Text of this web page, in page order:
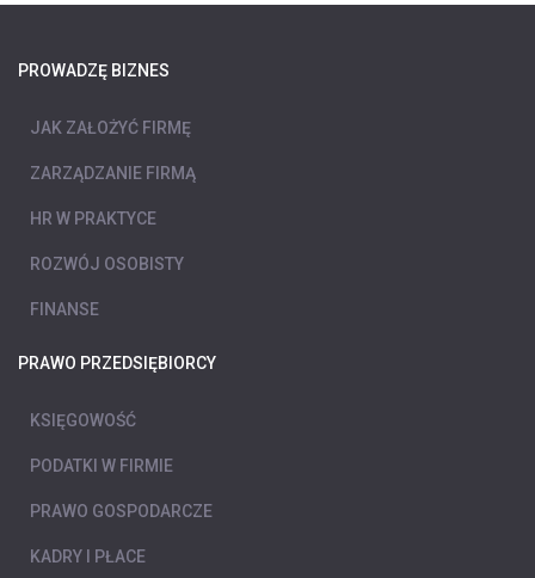
PROWADZĘ BIZNES
JAK ZAŁOŻYĆ FIRMĘ
ZARZĄDZANIE FIRMĄ
HR W PRAKTYCE
ROZWÓJ OSOBISTY
FINANSE
PRAWO PRZEDSIĘBIORCY
KSIĘGOWOŚĆ
PODATKI W FIRMIE
PRAWO GOSPODARCZE
KADRY I PŁACE